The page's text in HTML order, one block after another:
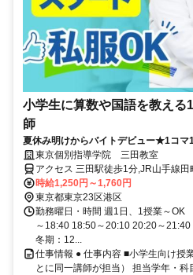
小学生に算数や国語を教える
師
夏休み明けからバイトデビュー★1コマ
服でok◎
東京個別指導学院 三田教室
アクセス 三田駅徒歩1分,JR山手線田
時給1,250円～1,760円
東京都東京23区港区
勤務曜日・時間 週1日、1授業～OK
～18:40 18:50～20:10 20:20～
冬期：12...
仕事情報 ● 仕事内容 ■小学生向け授
とに同一講師が担当） 担当学年・